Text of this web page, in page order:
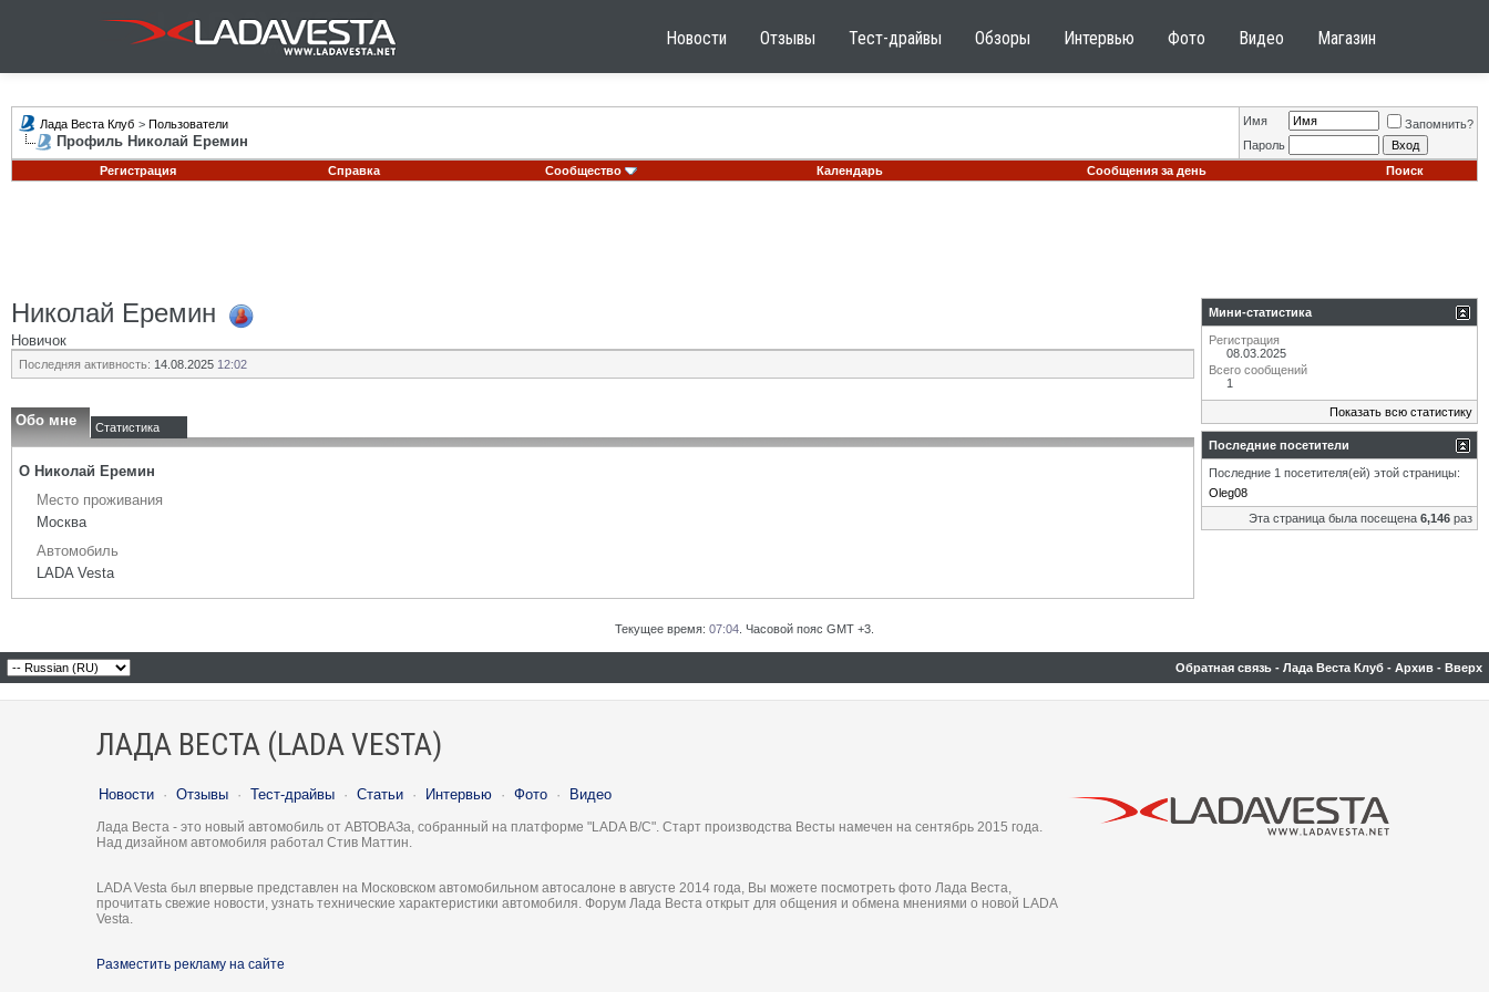
Новости Отзывы Тест-драйвы Обзоры Интервью Фото Видео Магазин
Лада Веста Клуб > Пользователи
Профиль Николай Еремин
Имя
Запомнить?
Пароль
Регистрация
Справка Сообщество Календарь Сообщения за день Поиск
Николай Еремин
Новичок
Последняя активность: 14.08.2025 12:02
Обо мне Статистика
О Николай Еремин
Место проживания
Москва
Автомобиль
LADA Vesta
Мини-статистика
Регистрация
08.03.2025
Всего сообщений
1
Показать всю статистику
Последние посетители
Последние 1 посетителя(ей) этой страницы:
Oleg08
Эта страница была посещена 6,146 раз
Текущее время: 07:04 . Часовой пояс GMT +3.
Обратная связь - Лада Веста Клуб - Архив - Вверх
ЛАДА ВЕСТА (LADA VESTA)
Новости · Отзывы · Тест-драйвы · Статьи · Интервью · Фото · Видео
Лада Веста - это новый автомобиль от АВТОВАЗа, собранный на платформе "LADA B/C". Старт производства Весты намечен на сентябрь 2015 года.
Над дизайном автомобиля работал Стив Маттин.
LADA Vesta был впервые представлен на Московском автомобильном автосалоне в августе 2014 года, Вы можете посмотреть фото Лада Веста,
прочитать свежие новости, узнать технические характеристики автомобиля. Форум Лада Веста открыт для общения и обмена мнениями о новой LADA
Vesta.
Разместить рекламу на сайте